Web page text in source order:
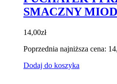
SMACZNY
14,00zł
Poprzednia najniższa cena:
Dodaj do koszyka